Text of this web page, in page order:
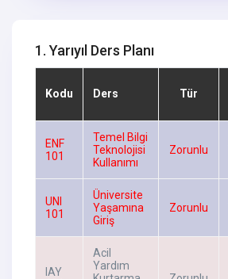
1. Yarıyıl Ders Planı
Kodu Ders Tür
ENF
101
Temel Bilgi
Teknolojisi
Kullanımı
Zorunlu
UNI
101
Üniversite
Yaşamına
Giriş
Zorunlu
IAY
Acil
Yardım